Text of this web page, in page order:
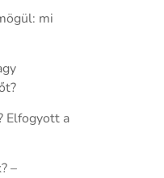
mi
Elfogyott a
–